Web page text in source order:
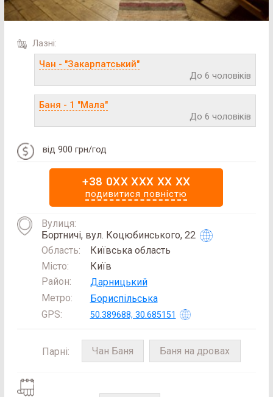
Лазні:
Чан - "Закарпатський"
До 6 чоловіків
Баня - 1 "Мала"
До 6 чоловіків
від 900 грн/год
+38 0XX XXX XX XX
подивитися повністю
Вулиця:
Бортничі, вул. Коцюбинського, 22
Область:
Київська область
Місто:
Київ
Район:
Дарницький
Метро:
Бориспільська
GPS:
50.389688, 30.685151
Парні: Чан Баня Баня на дровах